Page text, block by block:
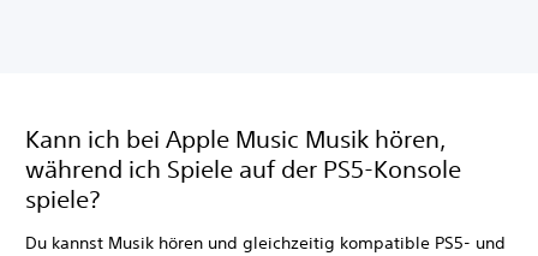
Kann ich bei Apple Music Musik hören,
während ich Spiele auf der PS5-Konsole
spiele?
Du kannst Musik hören und gleichzeitig kompatible PS5- und